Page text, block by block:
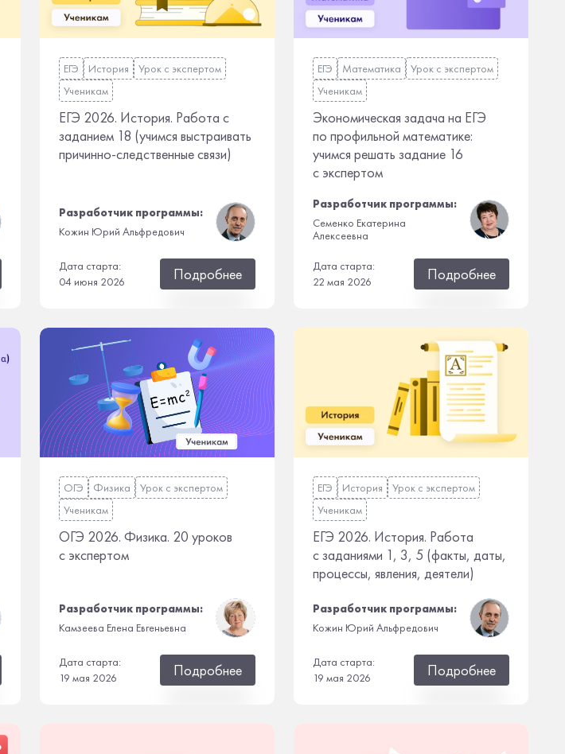
ЕГЭ История
Урок с экспертом
Ученикам
ЕГЭ 2026. История. Работа с
заданием 18 (учимся выстраивать
причинно-следственные связи)
Разработчик программы:
Кожин Юрий Альфредович
Дата старта:
04 июня 2026
Подробнее
ЕГЭ Математика
Урок с экспертом
Ученикам
Экономическая задача на ЕГЭ
по профильной математике:
учимся решать задание 16
с экспертом
Разработчик программы:
Семенко Екатерина
Алексеевна
Дата старта:
22 мая 2026
Подробнее
ОГЭ Физика
Урок с экспертом
Ученикам
ОГЭ 2026. Физика. 20 уроков
с экспертом
Разработчик программы:
Камзеева Елена Евгеньевна
Дата старта:
19 мая 2026
Подробнее
ЕГЭ История
Урок с экспертом
Ученикам
ЕГЭ 2026. История. Работа
с заданиями 1, 3, 5 (факты, даты,
процессы, явления, деятели)
Разработчик программы:
Кожин Юрий Альфредович
Дата старта:
19 мая 2026
Подробнее